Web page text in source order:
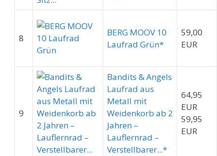
8
BERG MOOV 10
Laufrad Grün*
59,00
EUR
9
Bandits & Angels
Laufrad aus
Metall mit
Weidenkorb ab 2
Jahren –
Lauflernrad –
Verstellbarer...*
64,95
EUR
59,95
EUR